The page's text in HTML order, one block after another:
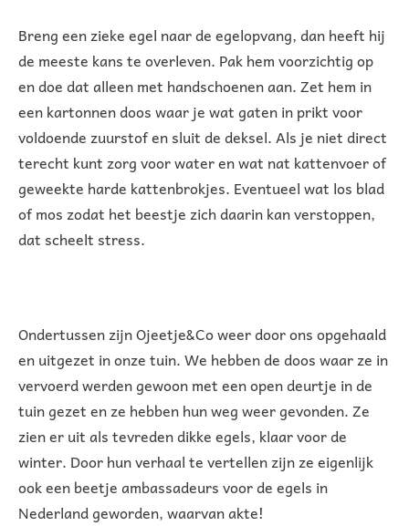
Breng een zieke egel naar de egelopvang, dan heeft hij
de meeste kans te overleven. Pak hem voorzichtig op
en doe dat alleen met handschoenen aan. Zet hem in
een kartonnen doos waar je wat gaten in prikt voor
voldoende zuurstof en sluit de deksel. Als je niet direct
terecht kunt zorg voor water en wat nat kattenvoer of
geweekte harde kattenbrokjes. Eventueel wat los blad
of mos zodat het beestje zich daarin kan verstoppen,
dat scheelt stress.
Ondertussen zijn Ojeetje&Co weer door ons opgehaald
en uitgezet in onze tuin. We hebben de doos waar ze in
vervoerd werden gewoon met een open deurtje in de
tuin gezet en ze hebben hun weg weer gevonden. Ze
zien er uit als tevreden dikke egels, klaar voor de
winter. Door hun verhaal te vertellen zijn ze eigenlijk
ook een beetje ambassadeurs voor de egels in
Nederland geworden, waarvan akte!